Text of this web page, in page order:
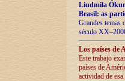
Liudmila
Brasil: as
Grandes temas
século
Los países de
Este trabajo
países de
actividad de